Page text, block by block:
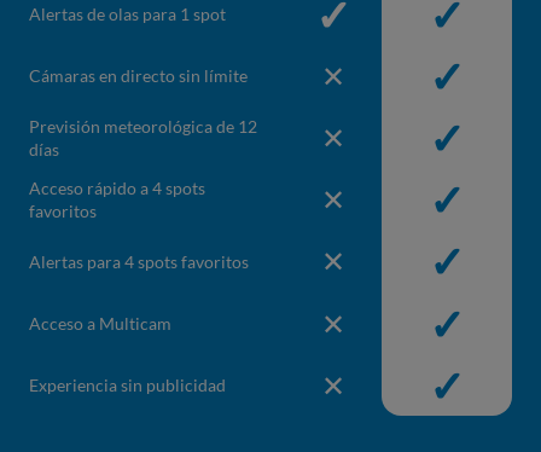
Alertas de olas para 1 spot ✓Incluido en Gratis
✓Incluido
Cámaras en directo sin límite ✕No incluido en Gratis
✓Incluido
Previsión meteorológica de 12
días
✕No incluido en Gratis
✓Incluido
Acceso rápido a 4 spots
favoritos
✕No incluido en Gratis
✓Incluido
Alertas para 4 spots favoritos ✕No incluido en Gratis
✓Incluido
Acceso a Multicam ✕No incluido en Gratis
✓Incluido
Experiencia sin publicidad ✕No incluido en Gratis
✓Incluido